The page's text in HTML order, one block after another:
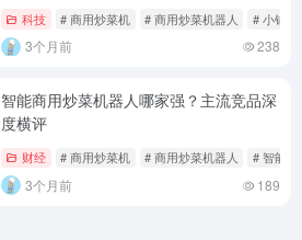
科技 # 商用炒菜机 # 商用炒菜机器人 # 小锅鲜
3个月前 238
智能商用炒菜机器人哪家强？主流竞品深
度横评
财经 # 商用炒菜机 # 商用炒菜机器人 # 智能
3个月前 189